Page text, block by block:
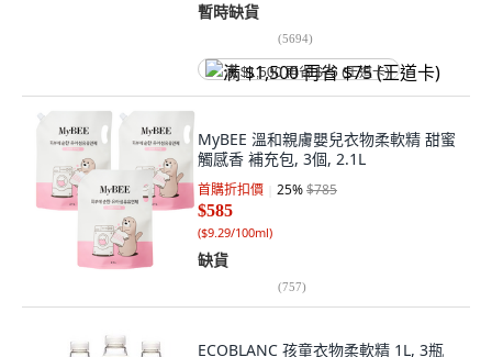
暫時缺貨
(5694)
满 $1,500 再省 $75 (王道卡)
MyBEE 溫和親膚嬰兒衣物柔軟精 甜蜜
觸感香 補充包, 3個, 2.1L
首購折扣價 25%$785
$585
($9.29/100ml)
缺貨
(757)
ECOBLANC 孩童衣物柔軟精 1L, 3瓶